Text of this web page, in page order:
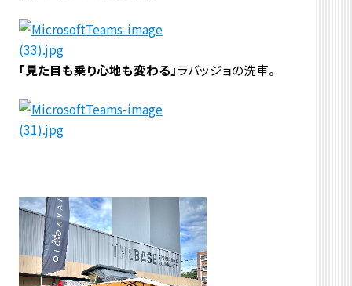
「見た目も乗り心地も変わる」ラバッジョの洗車。